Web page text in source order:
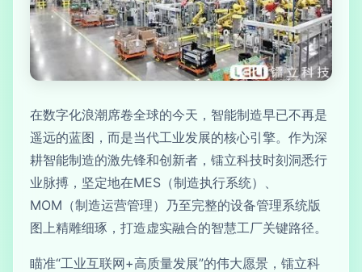
在数字化浪潮席卷全球的今天，智能制造早已不再是
遥远的蓝图，而是当代工业发展的核心引擎。作为深
耕智能制造的激先锋和创新者，镭立科技时刻洞悉行
业脉搏，坚定地在MES（制造执行系统）、
MOM（制造运营管理）乃至完整的设备管理系统版
图上精雕细琢，打造虚实融合的智慧工厂关键路径。
瞄准“工业互联网+高质量发展”的伟大愿景，镭立科